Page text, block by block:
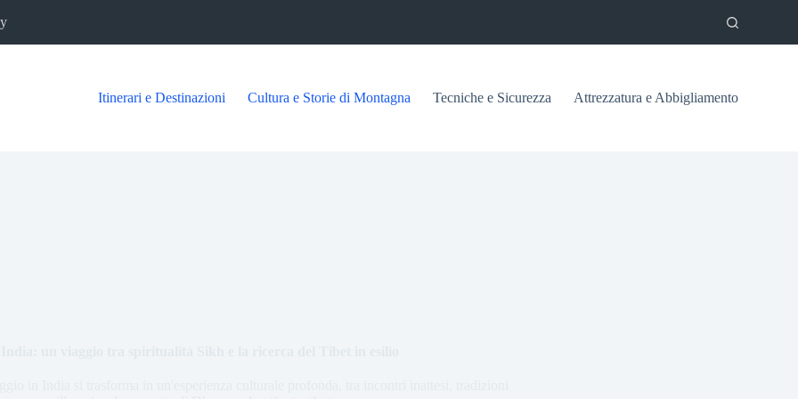
Itinerari e Destinazioni Cultura e Storie di Montagna Tecniche e Sicurezza Attrezzatura e Abbigliamento